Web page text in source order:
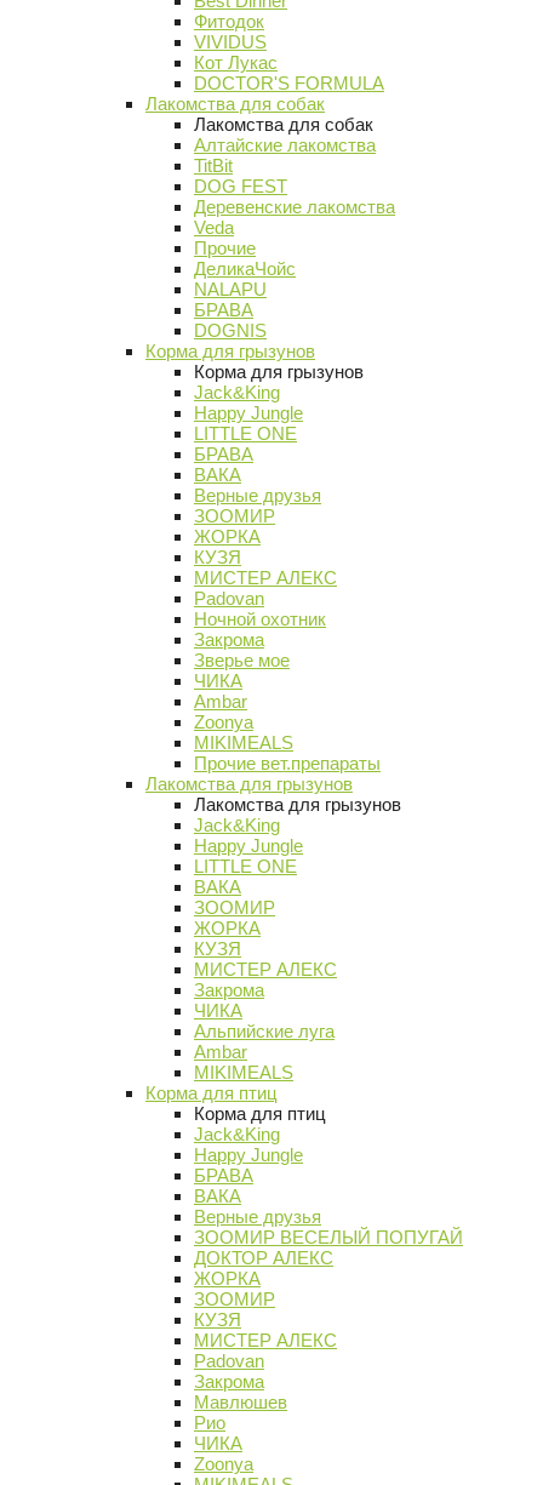
Фитодок
VIVIDUS
Кот Лукас
DOCTOR'S FORMULA
Лакомства для собак
Лакомства для собак
Алтайские лакомства
TitBit
DOG FEST
Деревенские лакомства
Veda
Прочие
ДеликаЧойс
NALAPU
БРАВА
DOGNIS
Корма для грызунов
Корма для грызунов
Jack&King
Happy Jungle
LITTLE ONE
БРАВА
ВАКА
Верные друзья
ЗООМИР
ЖОРКА
КУЗЯ
МИСТЕР АЛЕКС
Padovan
Ночной охотник
Закрома
Зверье мое
ЧИКА
Ambar
Zoonya
MIKIMEALS
Прочие вет.препараты
Лакомства для грызунов
Лакомства для грызунов
Jack&King
Happy Jungle
LITTLE ONE
ВАКА
ЗООМИР
ЖОРКА
КУЗЯ
МИСТЕР АЛЕКС
Закрома
ЧИКА
Альпийские луга
Ambar
MIKIMEALS
Корма для птиц
Корма для птиц
Jack&King
Happy Jungle
БРАВА
ВАКА
Верные друзья
ЗООМИР ВЕСЕЛЫЙ ПОПУГАЙ
ДОКТОР АЛЕКС
ЖОРКА
ЗООМИР
КУЗЯ
МИСТЕР АЛЕКС
Padovan
Закрома
Мавлюшев
Рио
ЧИКА
Zoonya